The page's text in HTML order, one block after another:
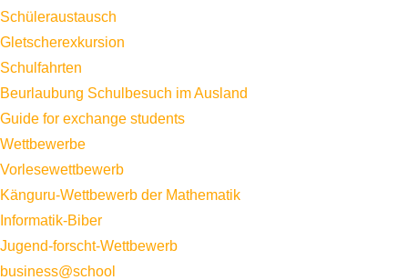
Schüleraustausch
Gletscherexkursion
Schulfahrten
Beurlaubung Schulbesuch im Ausland
Guide for exchange students
Wettbewerbe
Vorlesewettbewerb
Känguru-Wettbewerb der Mathematik
Informatik-Biber
Jugend-forscht-Wettbewerb
business@school